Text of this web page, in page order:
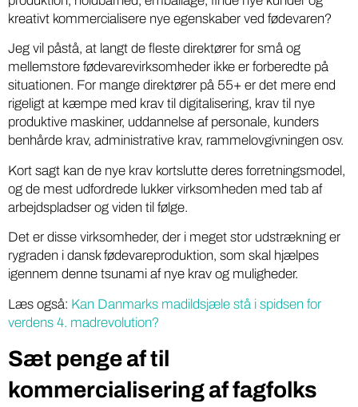
kreativt kommercialisere nye egenskaber ved fødevaren?
Jeg vil påstå, at langt de fleste direktører for små og
mellemstore fødevarevirksomheder ikke er forberedte på
situationen. For mange direktører på 55+ er det mere end
rigeligt at kæmpe med krav til digitalisering, krav til nye
produktive maskiner, uddannelse af personale, kunders
benhårde krav, administrative krav, rammelovgivningen osv.
Kort sagt kan de nye krav kortslutte deres forretningsmodel,
og de mest udfordrede lukker virksomheden med tab af
arbejdspladser og viden til følge.
Det er disse virksomheder, der i meget stor udstrækning er
rygraden i dansk fødevareproduktion, som skal hjælpes
igennem denne tsunami af nye krav og muligheder.
Læs også: Kan Danmarks madildsjæle stå i spidsen for
verdens 4. madrevolution?
Sæt penge af til
kommercialisering af fagfolks